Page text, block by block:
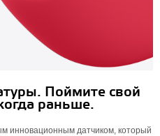
Поймите свой
раньше.
инновационным датчиком, который